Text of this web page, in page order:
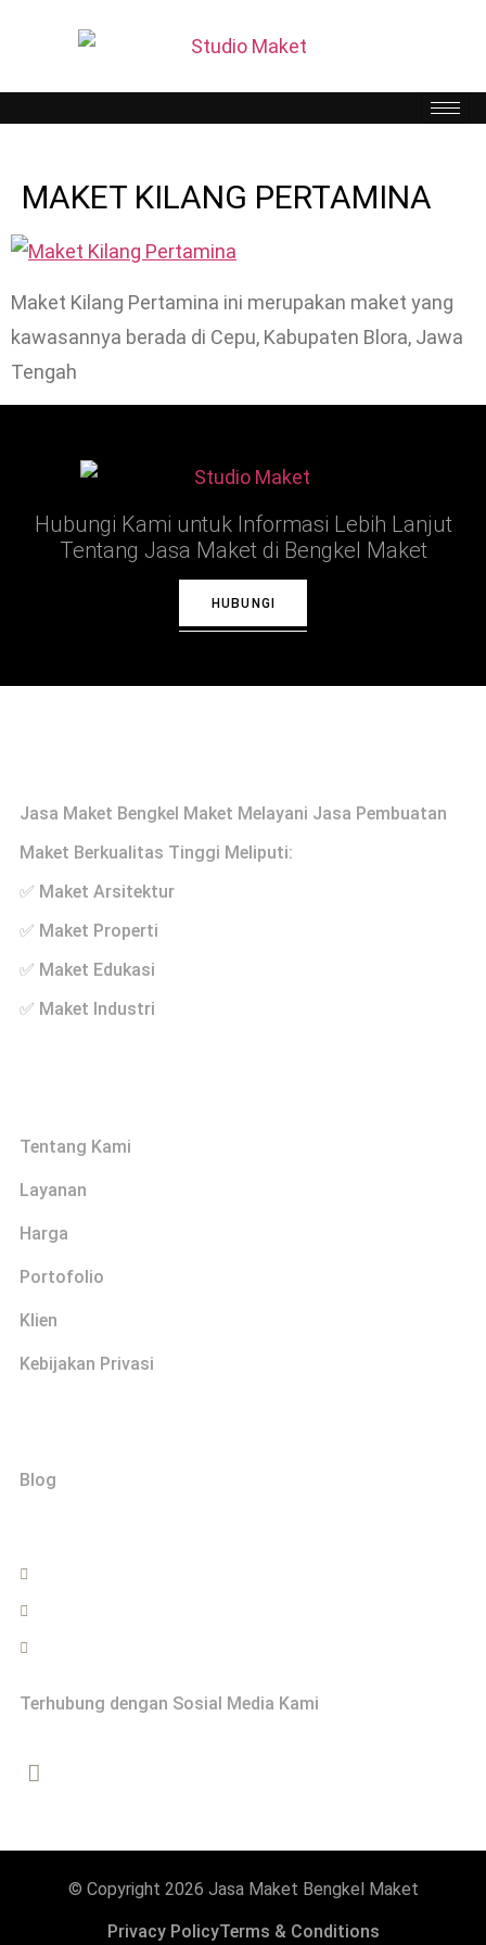
MAKET KILANG PERTAMINA
Maket Kilang Pertamina ini merupakan maket yang
kawasannya berada di Cepu, Kabupaten Blora, Jawa
Tengah
Hubungi Kami untuk Informasi Lebih Lanjut
Tentang Jasa Maket di Bengkel Maket
HUBUNGI
Jasa Maket Bengkel Maket Melayani Jasa Pembuatan
Maket Berkualitas Tinggi Meliputi:
✅ Maket Arsitektur
✅ Maket Properti
✅ Maket Edukasi
✅ Maket Industri
Tentang Kami
Layanan
Harga
Portofolio
Klien
Kebijakan Privasi
Blog
Terhubung dengan Sosial Media Kami
© Copyright 2026 Jasa Maket Bengkel Maket
Privacy PolicyTerms & Conditions